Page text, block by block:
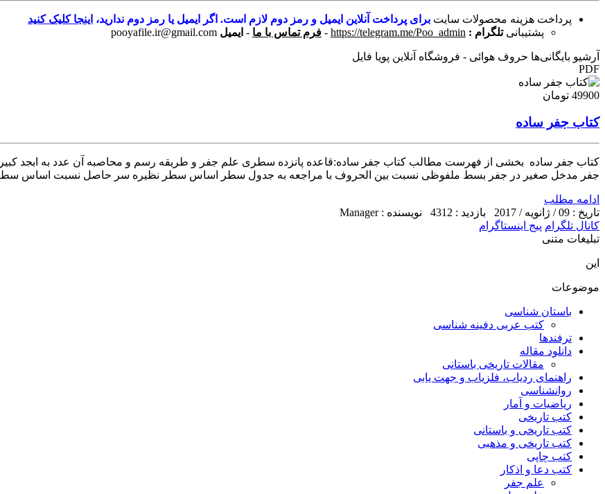
پرداخت هزینه محصولات سایت برای پرداخت آنلاین ایمیل و رمز دوم لازم است. اگر ایمیل یا رمز دوم ندارید، اینجا کلیک کنید
پشتیبانی تلگرام : https://telegram.me/Poo_admin
- فرم تماس با ما - ایمیل pooyafile.ir@gmail.com
آرشیو بایگانی‌ها حروف هوائی - فروشگاه آنلاین پویا فایل
PDF
49900 تومان
کتاب جفر ساده
کتاب جفر ساده بخشی از فهرست مطالب کتاب جفر ساده:قاعده پانزده سطری علم جفر و طریقه رسم و محاصبه آن عدد به ابجد
جفر مدخل صغیر در جفر بسط ملفوظی نسبت بین الحروف با مراجعه به جدول سطر اساس سطر نظیره سر حاصل نسبت اساس
ادامه مطلب
تاریخ : 09 / ژانویه / 2017
بازدید : 4312
نویسنده : Manager
کانال تلگرام پیج اینستاگرام
تبلیغات متنی
این
موضوعات
باستان شناسی
کتب عربی دفینه شناسی
ترفندها
دانلود مقاله
مقالات تاریخی باستانی
راهنمای ردیاب، فلزیاب و جهت یابی
روانشناسی
ریاضیات و آمار
کتب تاریخی
کتب تاریخی و باستانی
کتب تاریخی و مذهبی
کتب چاپی
کتب دعا و اذکار
علم جفر